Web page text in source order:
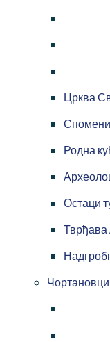
Црква
Родна
Остаци
Тврђава
Чортановци